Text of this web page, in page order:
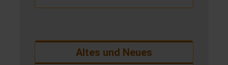
Altes und Neues